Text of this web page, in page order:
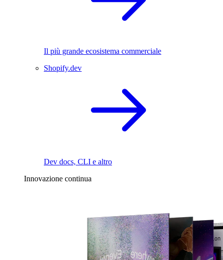
Il più grande ecosistema commerciale
Shopify.dev
Dev docs, CLI e altro
Innovazione continua